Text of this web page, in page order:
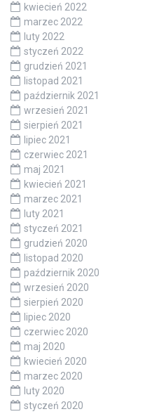
kwiecień 2022
marzec 2022
luty 2022
styczeń 2022
grudzień 2021
listopad 2021
październik 2021
wrzesień 2021
sierpień 2021
lipiec 2021
czerwiec 2021
maj 2021
kwiecień 2021
marzec 2021
luty 2021
styczeń 2021
grudzień 2020
listopad 2020
październik 2020
wrzesień 2020
sierpień 2020
lipiec 2020
czerwiec 2020
maj 2020
kwiecień 2020
marzec 2020
luty 2020
styczeń 2020